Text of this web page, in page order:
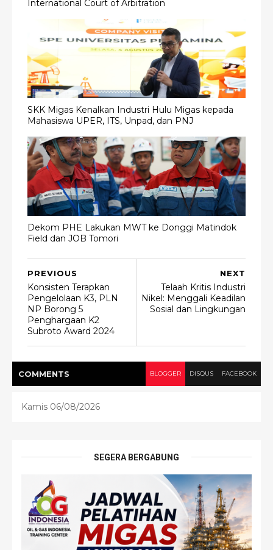
International Court of Arbitration
SKK Migas Kenalkan Industri Hulu Migas kepada
Mahasiswa UPER, ITS, Unpad, dan PNJ
Dekom PHE Lakukan MWT ke Donggi Matindok
Field dan JOB Tomori
NEXT
Telaah Kritis Industri
Nikel: Menggali Keadilan
Sosial dan Lingkungan
PREVIOUS
Konsisten Terapkan
Pengelolaan K3, PLN
NP Borong 5
Penghargaan K2
Subroto Award 2024
COMMENTS BLOGGER DISQUS FACEBOOK
Kamis 06/08/2026
SEGERA BERGABUNG